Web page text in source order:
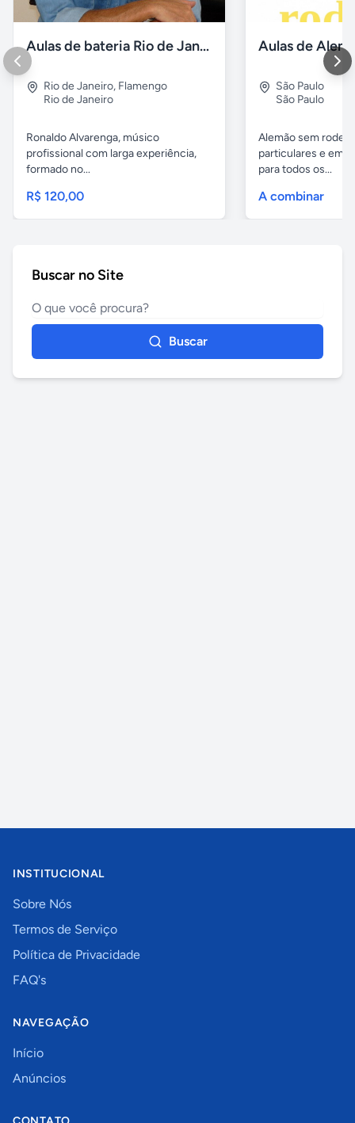
Aulas de bateria Rio de Janeiro
Rio de Janeiro, Flamengo
Rio de Janeiro
Ronaldo Alvarenga, músico
profissional com larga experiência,
formado no...
R$ 120,00
São Paulo
São Paulo
Alemão sem
particulares e em
para todos os...
A combinar
Buscar no Site
Buscar
INSTITUCIONAL
Sobre Nós
Termos de Serviço
Política de Privacidade
FAQ's
NAVEGAÇÃO
Início
Anúncios